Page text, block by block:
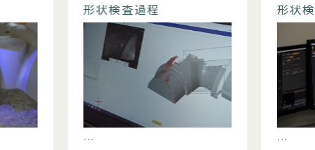
形状検査過程
…
形状
…